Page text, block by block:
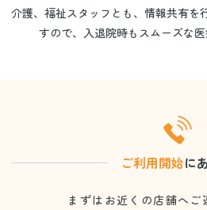
介護、 福祉スタッフとも、情報共有を
すので、 入退院時もスムーズな
ご利用開始に
まずはお近くの店舗へご